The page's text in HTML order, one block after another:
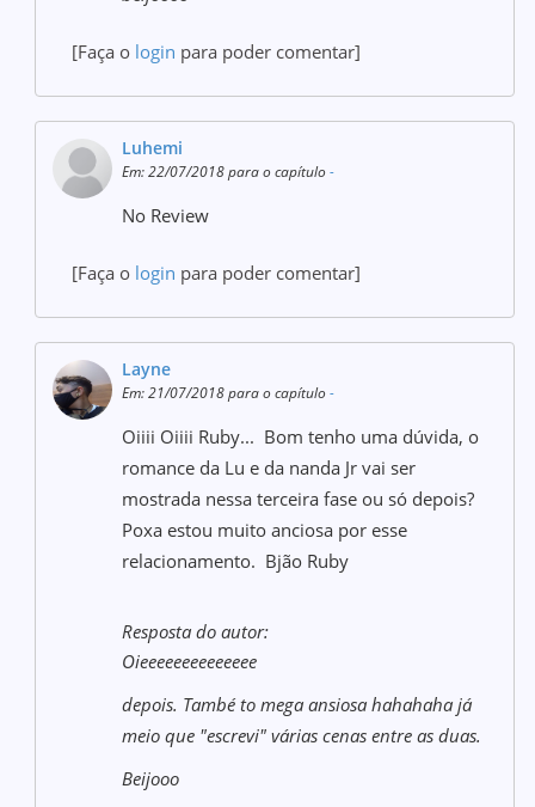
[Faça o login para poder comentar]
Luhemi
Em: 22/07/2018 para o capítulo-
No Review
[Faça o login para poder comentar]
Layne
Em: 21/07/2018 para o capítulo-
Oiiii Oiiii Ruby... Bom tenho uma dúvida, o
romance da Lu e da nanda Jr vai ser
mostrada nessa terceira fase ou só depois?
Poxa estou muito anciosa por esse
relacionamento. Bjão Ruby
Resposta do autor:
Oieeeeeeeeeeeeee
depois. També to mega ansiosa hahahaha já
meio que "escrevi" várias cenas entre as duas.
Beijooo